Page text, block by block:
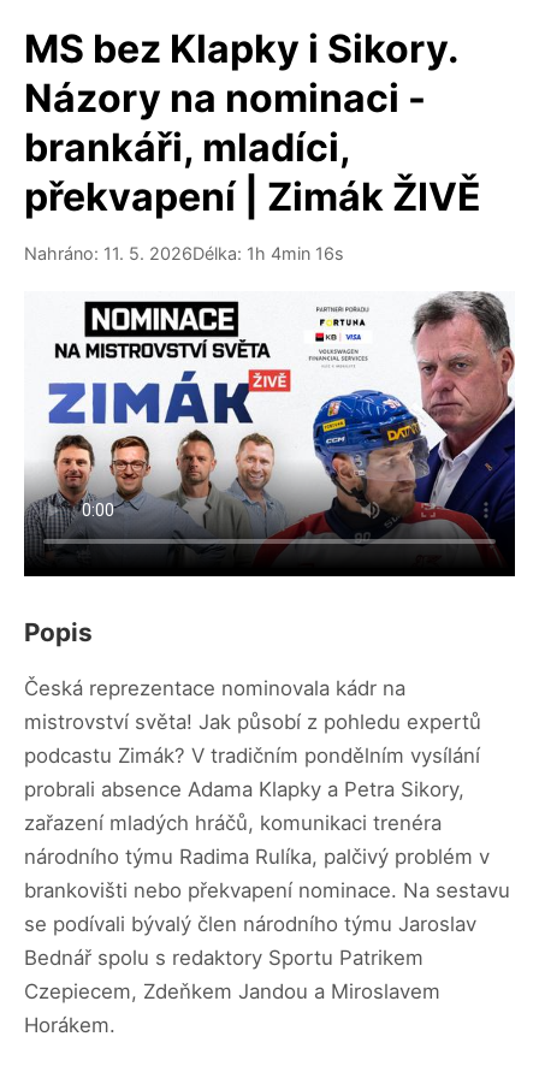
MS bez Klapky i Sikory.
Názory na nominaci -
brankáři, mladíci,
překvapení | Zimák ŽIVĚ
Nahráno: 11. 5. 2026Délka: 1h 4min 16s
Popis
Česká reprezentace nominovala kádr na
mistrovství světa! Jak působí z pohledu expertů
podcastu Zimák? V tradičním pondělním vysílání
probrali absence Adama Klapky a Petra Sikory,
zařazení mladých hráčů, komunikaci trenéra
národního týmu Radima Rulíka, palčivý problém v
brankovišti nebo překvapení nominace. Na sestavu
se podívali bývalý člen národního týmu Jaroslav
Bednář spolu s redaktory Sportu Patrikem
Czepiecem, Zdeňkem Jandou a Miroslavem
Horákem.